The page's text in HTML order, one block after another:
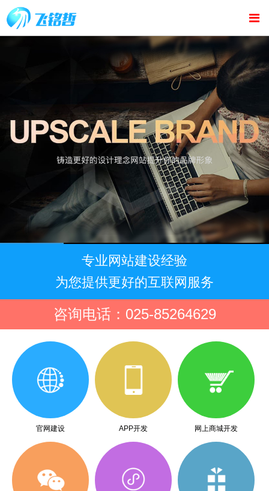
专业网站建设经验
为您提供更好的互联网服务
咨询电话：025-85264629
官网建设 APP开发 网上商城开发